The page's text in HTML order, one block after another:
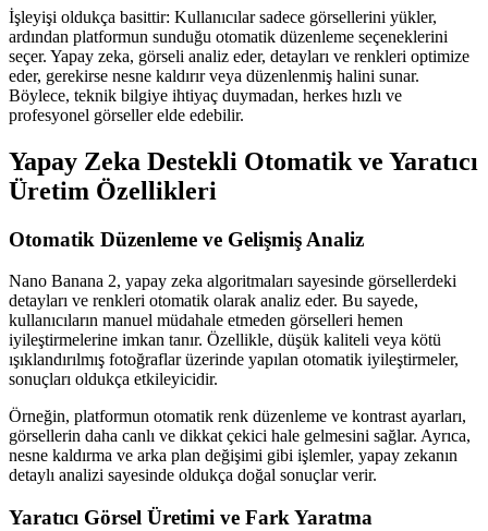
İşleyişi oldukça basittir: Kullanıcılar sadece görsellerini yükler,
ardından platformun sunduğu otomatik düzenleme seçeneklerini
seçer. Yapay zeka, görseli analiz eder, detayları ve renkleri optimize
eder, gerekirse nesne kaldırır veya düzenlenmiş halini sunar.
Böylece, teknik bilgiye ihtiyaç duymadan, herkes hızlı ve
profesyonel görseller elde edebilir.
Yapay Zeka Destekli Otomatik ve Yaratıcı
Üretim Özellikleri
Otomatik Düzenleme ve Gelişmiş Analiz
Nano Banana 2, yapay zeka algoritmaları sayesinde görsellerdeki
detayları ve renkleri otomatik olarak analiz eder. Bu sayede,
kullanıcıların manuel müdahale etmeden görselleri hemen
iyileştirmelerine imkan tanır. Özellikle, düşük kaliteli veya kötü
ışıklandırılmış fotoğraflar üzerinde yapılan otomatik iyileştirmeler,
sonuçları oldukça etkileyicidir.
Örneğin, platformun otomatik renk düzenleme ve kontrast ayarları,
görsellerin daha canlı ve dikkat çekici hale gelmesini sağlar. Ayrıca,
nesne kaldırma ve arka plan değişimi gibi işlemler, yapay zekanın
detaylı analizi sayesinde oldukça doğal sonuçlar verir.
Yaratıcı Görsel Üretimi ve Fark Yaratma